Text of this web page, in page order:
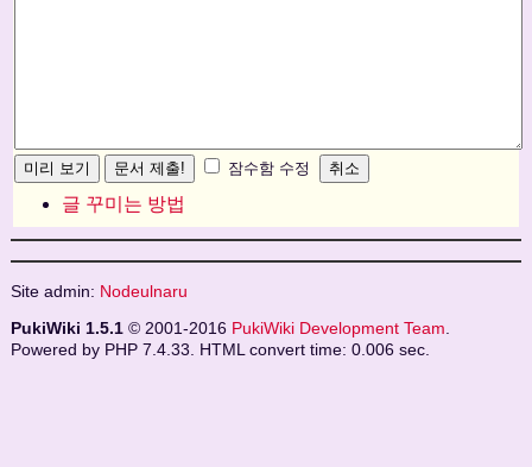
잠수함 수정
글 꾸미는 방법
Site admin: Nodeulnaru
PukiWiki 1.5.1© 2001-2016 PukiWiki Development Team.
Powered by PHP 7.4.33. HTML convert time: 0.006 sec.